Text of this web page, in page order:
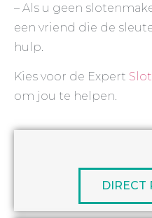
– Als u geen
een vriend die de
hulp.
Kies voor de Expert
om jou te helpen.
DIRECT